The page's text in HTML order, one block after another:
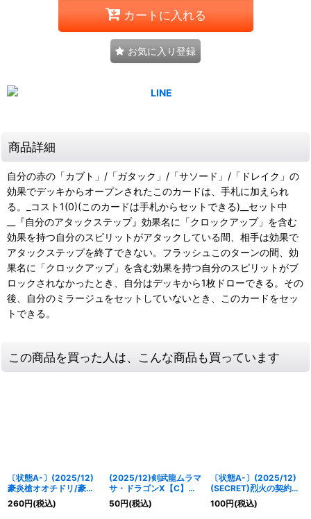
カートに入れる
お気に入り登録
商品詳細
自分の赤の「カブト」/「ガタック」/「サソード」/「ドレイク」の
効果でデッキからオープンされたこのカードは、手札に加えられ
る。_コスト1(0)(このカードは手札からセットできる)__セット中
__『自分のアタックステップ』効果名に「クロックアップ」を含む
効果を持つ自分のスピリットがアタックしている間、相手は効果で
アタックステップを終了できない。フラッシュこのターンの間、効
果名に「クロックアップ」を含む効果を持つ自分のスピリットがブ
ロックされなかったとき、自分はデッキから1枚ドローできる。その
後、自分のミラージュをセットしていないとき、このカードをセッ
トできる。
この商品を買った人は、こんな商品も買っています
〔状態A-〕(2025/12)
豪炎槍オオチドリ/豪炎
武者センヨク【転醒R】
{BS73-061a/BS73-
260円(税込)
(2025/12)剣武龍ムラマ
サ・ドラゴンX【C】
{BS73-011}《赤》
50円(税込)
〔状態A-〕(2025/12)
(SECRET)烈火の契約神
烈火幸村(背景シンボル)
【CP-SEC】{BS73-
100円(税込)